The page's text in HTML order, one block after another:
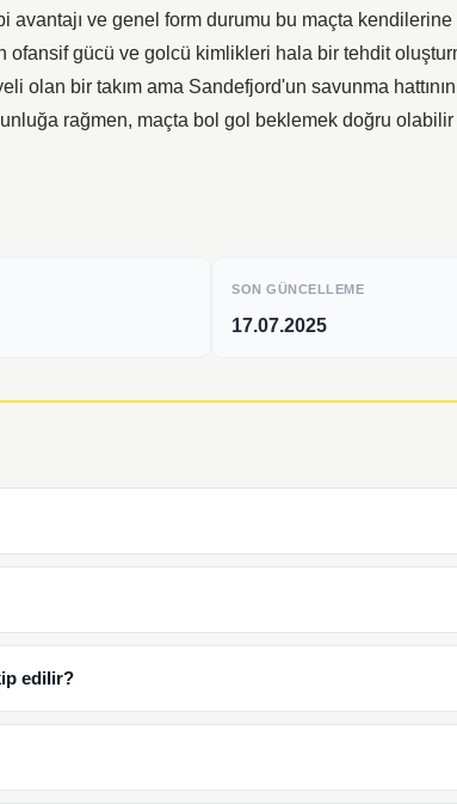
avantajı ve genel form durumu bu maçta
ofansif gücü ve golcü kimlikleri hala bir tehdit
olan bir takım ama Sandefjord'un savunma
rağmen, maçta bol gol beklemek doğru olabilir
SON GÜNCELLEME
17.07.2025
edilir?